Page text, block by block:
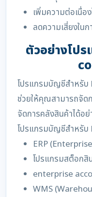
เพิ่มความต่อเนื่อ
ลดความเสี่ยงใน
ตัวอย่างโป
โปรแกรมบัญชีสำหรับ
ช่วยให้คุณสามารถจัด
จัดการคลังสินค้าได้อ
โปรแกรมบัญชีสำหรับ
ERP
โปรแกรมสต็อก
enterprise
WMS